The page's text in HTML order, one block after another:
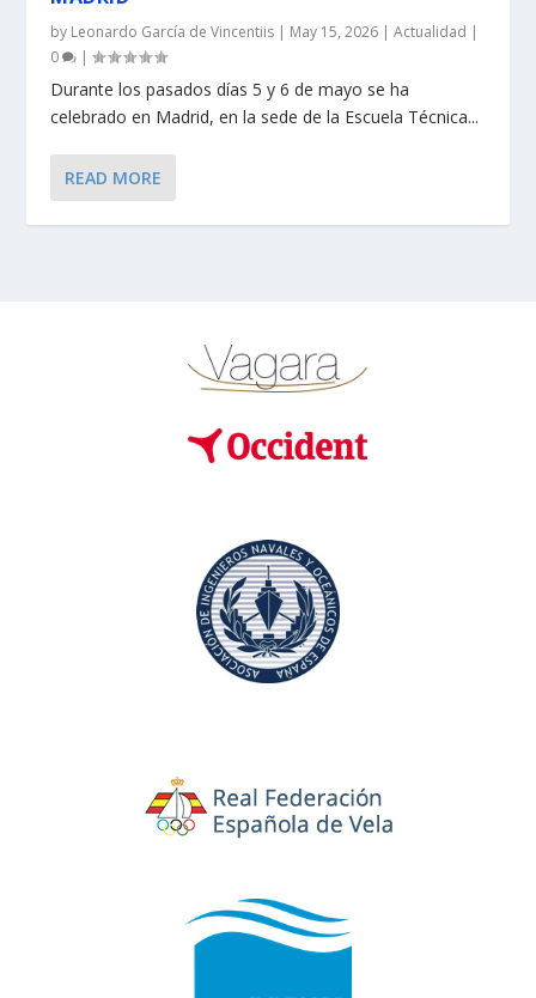
by Leonardo García de Vincentiis | May 15, 2026 |Actualidad |
0
|
Durante los pasados días 5 y 6 de mayo se ha
celebrado en Madrid, en la sede de la Escuela Técnica...
READ MORE